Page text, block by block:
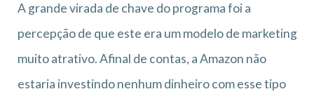
A grande virada de chave do programa foi a
percepção de que este era um modelo de marketing
muito atrativo. Afinal de contas, a Amazon não
estaria investindo nenhum dinheiro com esse tipo